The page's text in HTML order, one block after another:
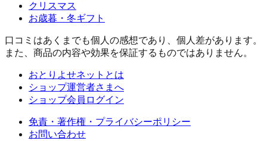
クリスマス
お歳暮・冬ギフト
口コミはあくまでも個人の感想であり、個人差があります。
また、商品の内容や効果を保証するものではありません。
おとりよせネットとは
ショップ運営者さまへ
ショップ会員ログイン
免責・著作権・プライバシーポリシー
お問い合わせ